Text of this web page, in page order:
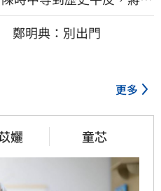
鄭明典：別出門
更多
孋 童芯